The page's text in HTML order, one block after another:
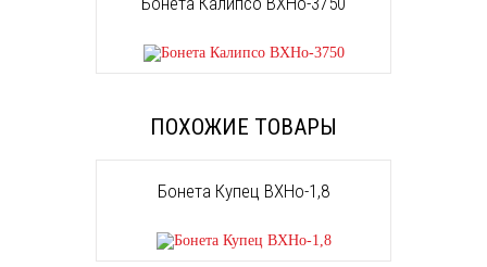
ПОХОЖИЕ ТОВАРЫ
Бонета Купец ВХНо-1,8